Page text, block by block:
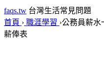
faqs.tw 台灣生活常見問題
首頁 › 職涯學習 ›公務員薪水
薪俸表